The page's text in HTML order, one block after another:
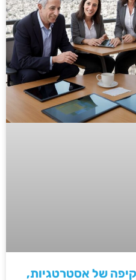
של אסטרטגיות,